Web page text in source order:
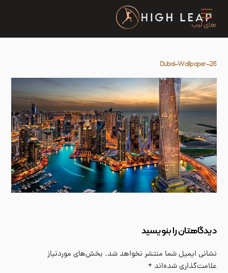
content
Menu
Dubai-Wallpaper-26
دیدگاهتان را بنویسید
نشانی ایمیل شما منتشر نخواهد شد. بخش‌های موردنیاز
علامت‌گذاری شده‌اند *